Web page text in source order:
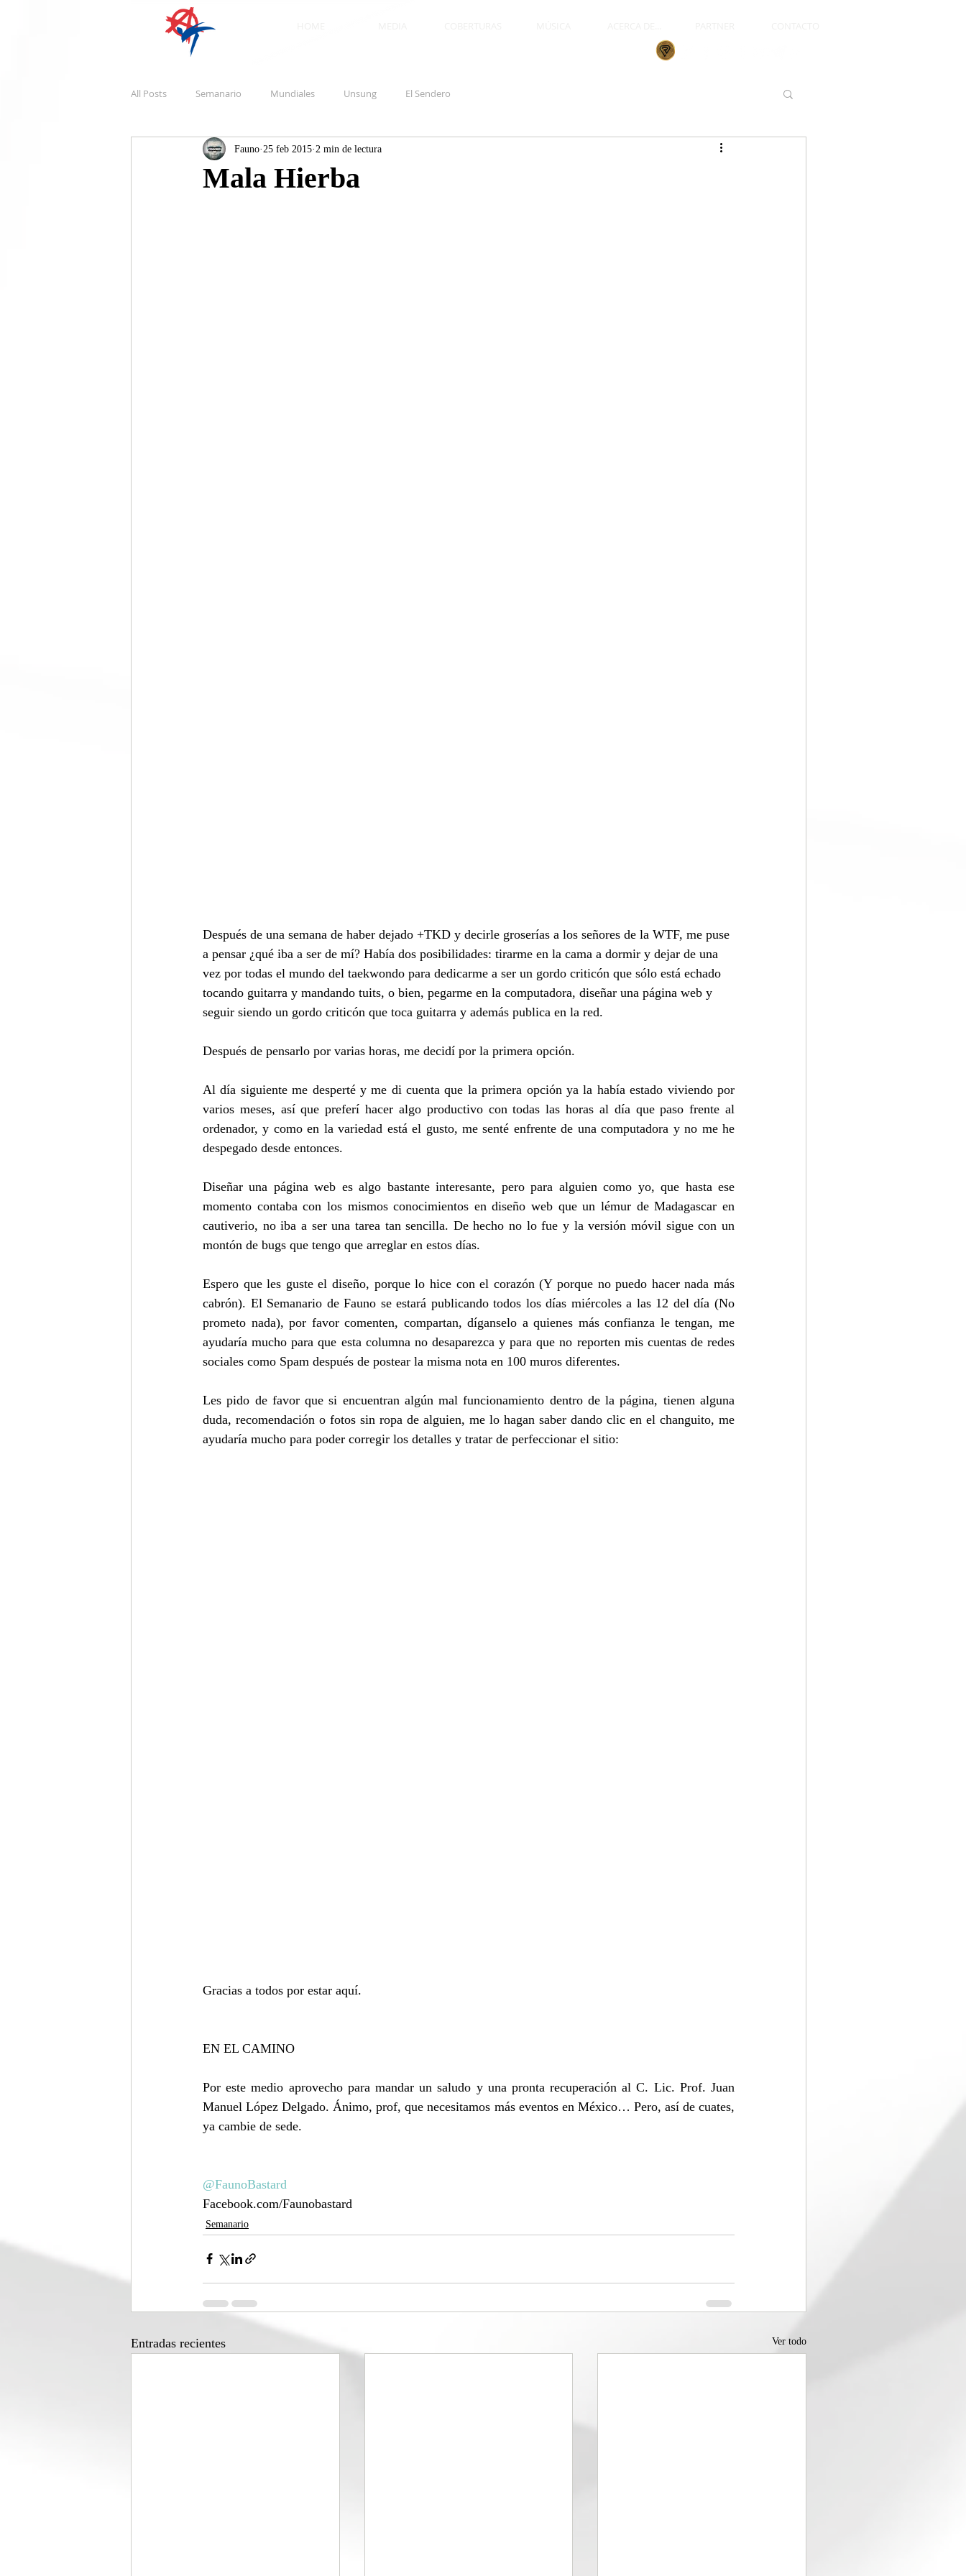
All Posts Semanario Mundiales Unsung El Sendero
Mala Hierba
Fauno 25 feb 2015 2 min de lectura
Después de una semana de haber dejado +TKD y decirle groserías a los señores de la WTF, me puse
a pensar ¿qué iba a ser de mí? Había dos posibilidades: tirarme en la cama a dormir y dejar de una
vez por todas el mundo del taekwondo para dedicarme a ser un gordo criticón que sólo está echado
tocando guitarra y mandando tuits, o bien, pegarme en la computadora, diseñar una página web y
seguir siendo un gordo criticón que toca guitarra y además publica en la red.
Después de pensarlo por varias horas, me decidí por la primera opción.
Al día siguiente me desperté y me di cuenta que la primera opción ya la había estado viviendo por
varios meses, así que preferí hacer algo productivo con todas las horas al día que paso frente al
ordenador, y como en la variedad está el gusto, me senté enfrente de una computadora y no me he
despegado desde entonces.
Diseñar una página web es algo bastante interesante, pero para alguien como yo, que hasta ese
momento contaba con los mismos conocimientos en diseño web que un lémur de Madagascar en
cautiverio, no iba a ser una tarea tan sencilla. De hecho no lo fue y la versión móvil sigue con un
montón de bugs que tengo que arreglar en estos días.
Espero que les guste el diseño, porque lo hice con el corazón (Y porque no puedo hacer nada más
cabrón). El Semanario de Fauno se estará publicando todos los días miércoles a las 12 del día (No
prometo nada), por favor comenten, compartan, díganselo a quienes más confianza le tengan, me
ayudaría mucho para que esta columna no desaparezca y para que no reporten mis cuentas de redes
sociales como Spam después de postear la misma nota en 100 muros diferentes.
Les pido de favor que si encuentran algún mal funcionamiento dentro de la página, tienen alguna
duda, recomendación o fotos sin ropa de alguien, me lo hagan saber dando clic en el changuito, me
ayudaría mucho para poder corregir los detalles y tratar de perfeccionar el sitio:
Gracias a todos por estar aquí.
EN EL CAMINO
Por este medio aprovecho para mandar un saludo y una pronta recuperación al C. Lic. Prof. Juan
Manuel López Delgado. Ánimo, prof, que necesitamos más eventos en México… Pero, así de cuates,
ya cambie de sede.
@FaunoBastard
Facebook.com/Faunobastard
Semanario
Entradas recientes Ver todo